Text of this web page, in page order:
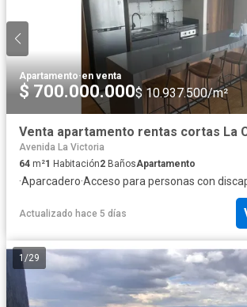
Apartamento·en venta
$ 700.000.000$ 10.937.500/m²
Avenida La Victoria
64 m²1 Habitación2 BañosApartamento
·Aparcadero·Acceso para personas con
Actualizado hace 5 días
1 /29